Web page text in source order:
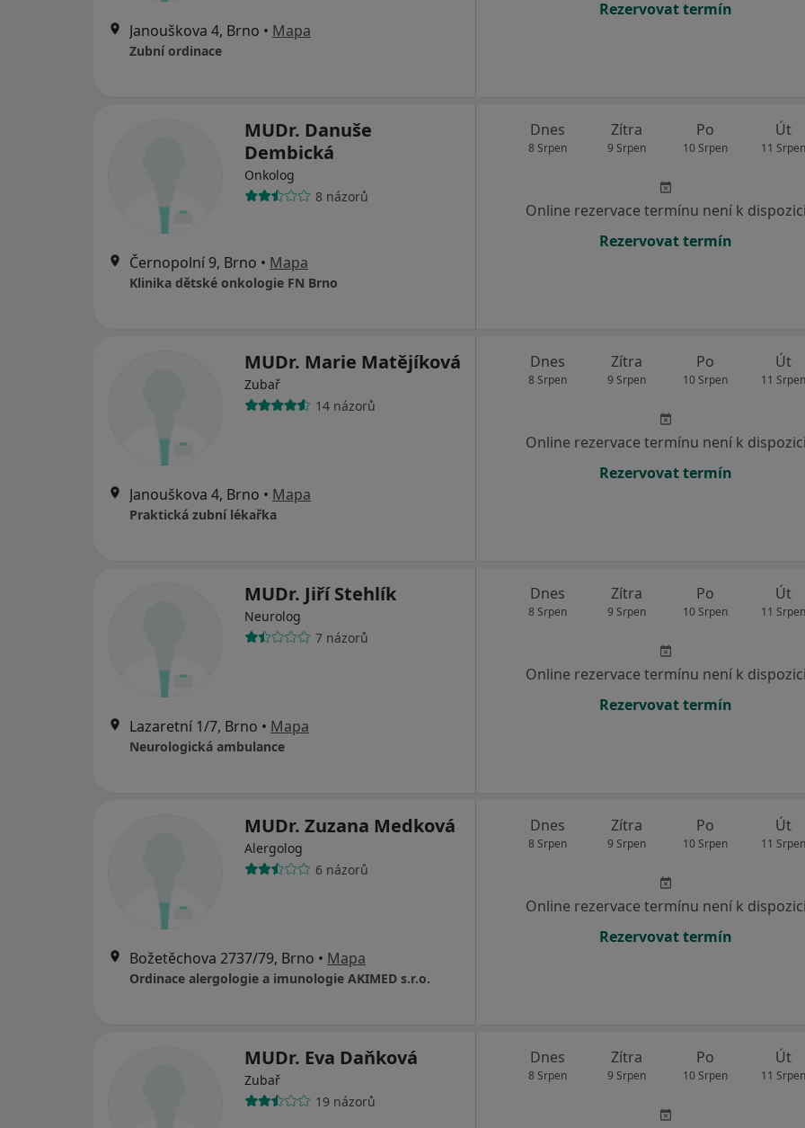
Janouškova 4, Brno • Mapa
Zubní ordinace
Rezervovat termín
MUDr. Danuše
Dembická
Onkolog
8 názorů
Černopolní 9, Brno • Mapa
Klinika dětské onkologie FN Brno
Dnes
8 Srpen
Zítra
9 Srpen
Po
10 Srpen
Út
11 Srpen
Online rezervace termínu není k dispozici
Rezervovat termín
MUDr. Marie Matějíková
Zubař
14 názorů
Janouškova 4, Brno • Mapa
Praktická zubní lékařka
Dnes
8 Srpen
Zítra
9 Srpen
Po
10 Srpen
Út
11 Srpen
Online rezervace termínu není k dispozici
Rezervovat termín
MUDr. Jiří Stehlík
Neurolog
7 názorů
Lazaretní 1/7, Brno • Mapa
Neurologická ambulance
Dnes
8 Srpen
Zítra
9 Srpen
Po
10 Srpen
Út
11 Srpen
Online rezervace termínu není k dispozici
Rezervovat termín
MUDr. Zuzana Medková
Alergolog
6 názorů
Božetěchova 2737/79, Brno • Mapa
Ordinace alergologie a imunologie AKIMED s.r.o.
Dnes
8 Srpen
Zítra
9 Srpen
Po
10 Srpen
Út
11 Srpen
Online rezervace termínu není k dispozici
Rezervovat termín
MUDr. Eva Daňková
Zubař
19 názorů
Dnes
8 Srpen
Zítra
9 Srpen
Po
10 Srpen
Út
11 Srpen